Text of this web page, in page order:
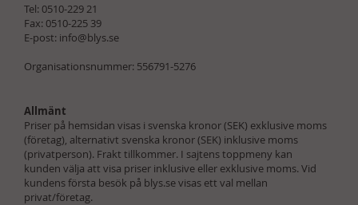
Tel: 0510-229 21
Fax: 0510-225 39
E-post: info@blys.se
Organisationsnummer: 556791-5276
Allmänt
Priser på hemsidan visas i svenska kronor (SEK) exklusive moms
(företag), alternativt svenska kronor (SEK) inklusive moms
(privatperson). Frakt tillkommer. I sajtens toppmeny kan
kunden välja att visa priser inklusive eller exklusive moms. Vid
kundens första besök på blys.se visas ett val mellan
privat/företag.